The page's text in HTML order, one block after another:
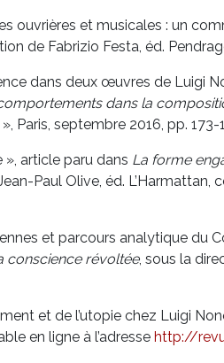
ouvrières et musicales : un
de Fabrizio Festa, éd.
dans deux œuvres de Luigi
dans la
Paris, septembre 2016, pp. 173-
article paru dans La forme
Paul Olive, éd.
et parcours analytique du
conscience révoltée, sous la
et de l’utopie chez Luigi
en ligne à l’adresse http://